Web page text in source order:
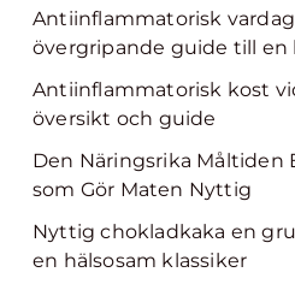
Antiinflammatorisk
övergripande guide till en
Antiinflammatorisk kost
översikt och guide
Den Näringsrika Måltiden
som Gör Maten Nyttig
Nyttig chokladkaka en
en hälsosam klassiker